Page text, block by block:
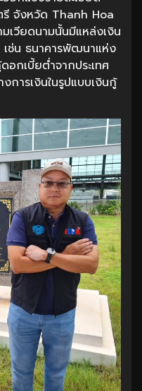
รี จังหวัด Thanh Hoa
เวียดนามนั้นมีแหล่งเงิน
เช่น ธนาคารพัฒนาแห่ง
อกเบี้ยต่ำจากประเทศ
การเงินในรูปแบบเงินกู้